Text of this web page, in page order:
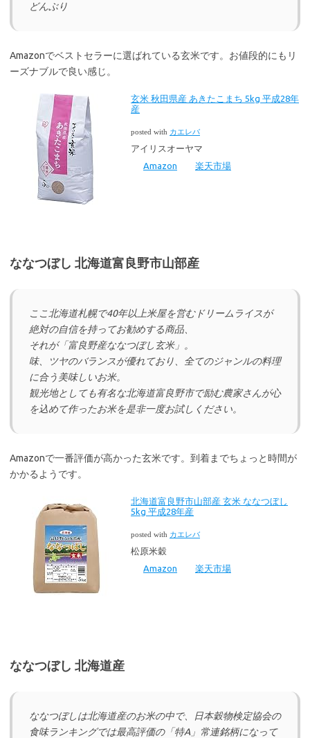
どんぶり
Amazonでベストセラーに選ばれている玄米です。お値段的にもリ
ーズナブルで良い感じ。
玄米 秋田県産 あきたこまち 5kg 平成28年
産
posted with カエレバ
アイリスオーヤマ
Amazon
楽天市場
ななつぼし 北海道富良野市山部産
ここ北海道札幌で40年以上米屋を営むドリームライスが
絶対の自信を持ってお勧めする商品、
それが「富良野産ななつぼし玄米」。
味、ツヤのバランスが優れており、全てのジャンルの料理
に合う美味しいお米。
観光地としても有名な北海道富良野市で励む農家さんが心
を込めて作ったお米を是非一度お試しください。
Amazonで一番評価が高かった玄米です。到着までちょっと時間が
かかるようです。
北海道富良野市山部産 玄米 ななつぼし
5kg 平成28年産
posted with カエレバ
松原米穀
Amazon
楽天市場
ななつぼし 北海道産
ななつぼしは北海道産のお米の中で、日本穀物検定協会の
食味ランキングでは最高評価の「特A」常連銘柄になって